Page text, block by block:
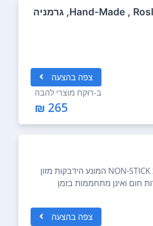
צפה בהצעה
ב-רוקח מוצרי להבה
265 ₪
זוג מחבתות כרומקס CHROMEX CH-756סט בנוי בטכנולוגית NON-STICK המונע הידבקות מזון
חום ואינן מתחממות בזמן
צפה בהצעה